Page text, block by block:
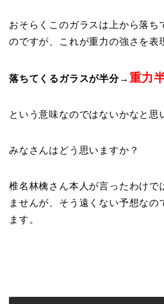
おそらくこのガラスは上から落ち
のですが、これが重力の強さを表
落ちてくるガラスが半分→ 重力
という意味なのではないかなと思
みなさんはどう思いますか？
椎名林檎さん本人が言ったわけで
ませんが、そう遠くない予想なの
ます。